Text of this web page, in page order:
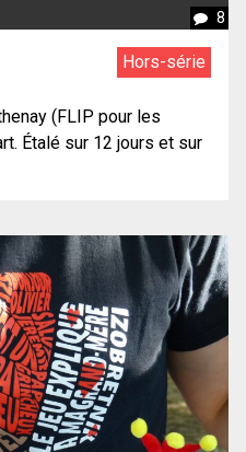
8
Hors-série
(FLIP pour les
Étalé sur 12 jours et sur